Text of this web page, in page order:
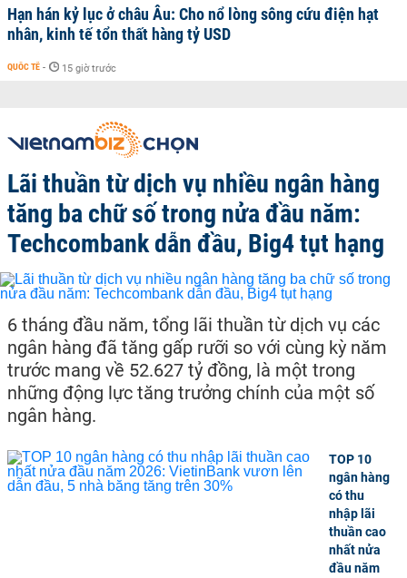
Hạn hán kỷ lục ở châu Âu: Cho nổ lòng sông cứu điện hạt
nhân, kinh tế tổn thất hàng tỷ USD
QUỐC TẾ - 15 giờ trước
Lãi thuần từ dịch vụ nhiều ngân hàng
tăng ba chữ số trong nửa đầu năm:
Techcombank dẫn đầu, Big4 tụt hạng
6 tháng đầu năm, tổng lãi thuần từ dịch vụ các
ngân hàng đã tăng gấp rưỡi so với cùng kỳ năm
trước mang về 52.627 tỷ đồng, là một trong
những động lực tăng trưởng chính của một số
ngân hàng.
TOP 10
ngân hàng
có thu
nhập lãi
thuần cao
nhất nửa
đầu năm